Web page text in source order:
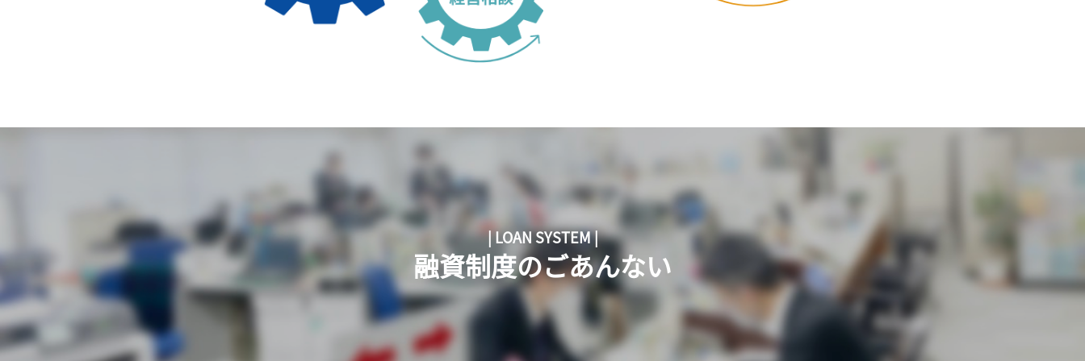
| LOAN SYSTEM |
融資制度のごあんない